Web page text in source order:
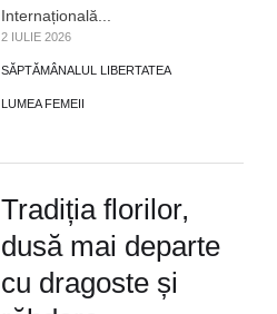
Internațională...
2 IULIE 2026
SĂPTĂMÂNALUL LIBERTATEA
LUMEA FEMEII
Tradiția florilor,
dusă mai departe
cu dragoste și